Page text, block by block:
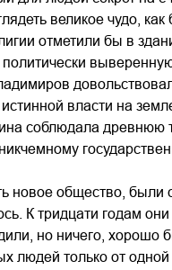
великое чудо,
отметили бы в
власти на
соблюдала древнюю
новое общество,
К тридцати годам
но ничего, хорошо
людей только от